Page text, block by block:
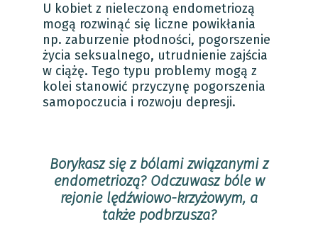
U kobiet z nieleczoną endometriozą
mogą rozwinąć się liczne powikłania
np. zaburzenie płodności, pogorszenie
życia seksualnego, utrudnienie zajścia
w ciążę. Tego typu problemy mogą z
kolei stanowić przyczynę pogorszenia
samopoczucia i rozwoju depresji.
Borykasz się z bólami związanymi z
endometriozą? Odczuwasz bóle w
rejonie lędźwiowo-krzyżowym, a
także podbrzusza?